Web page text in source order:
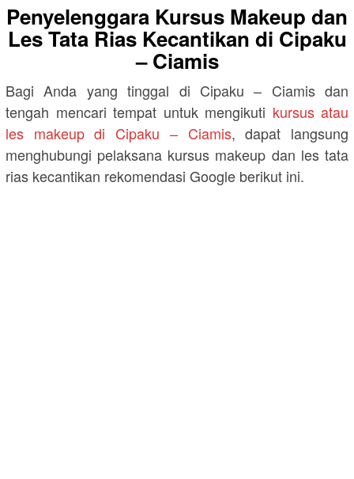
Penyelenggara Kursus Makeup dan
Les Tata Rias Kecantikan di Cipaku
– Ciamis
Bagi Anda yang tinggal di Cipaku – Ciamis dan
tengah mencari tempat untuk mengikuti kursus atau
les makeup di Cipaku – Ciamis, dapat langsung
menghubungi pelaksana kursus makeup dan les tata
rias kecantikan rekomendasi Google berikut ini.